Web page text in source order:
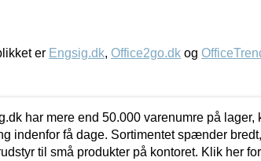
er Engsig.dk, Office2go.dk og
har mere end 50.000 varenumre på lager,
indenfor få dage. Sortimentet spænder
til små produkter på kontoret. Klik her